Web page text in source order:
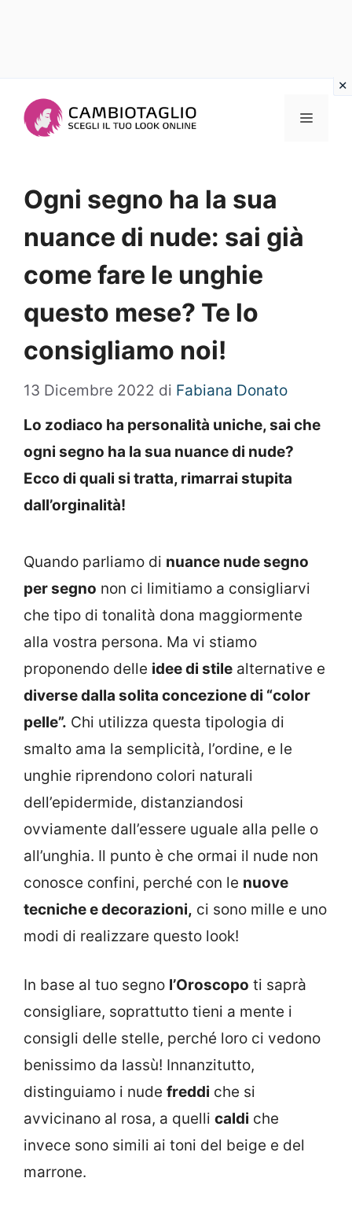
Menu
Ogni segno ha la sua
nuance di nude: sai già
come fare le unghie
questo mese? Te lo
consigliamo noi!
13 Dicembre 2022 di Fabiana Donato
Lo zodiaco ha personalità uniche, sai che
ogni segno ha la sua nuance di nude?
Ecco di quali si tratta, rimarrai stupita
dall’orginalità!
Quando parliamo di nuance nude segno
per segno non ci limitiamo a consigliarvi
che tipo di tonalità dona maggiormente
alla vostra persona. Ma vi stiamo
proponendo delle idee di stile alternative e
diverse dalla solita concezione di “color
pelle”. Chi utilizza questa tipologia di
smalto ama la semplicità, l’ordine, e le
unghie riprendono colori naturali
dell’epidermide, distanziandosi
ovviamente dall’essere uguale alla pelle o
all’unghia. Il punto è che ormai il nude non
conosce confini, perché con le nuove
tecniche e decorazioni, ci sono mille e uno
modi di realizzare questo look!
In base al tuo segno l’Oroscopo ti saprà
consigliare, soprattutto tieni a mente i
consigli delle stelle, perché loro ci vedono
benissimo da lassù! Innanzitutto,
distinguiamo i nude freddi che si
avvicinano al rosa, a quelli caldi che
invece sono simili ai toni del beige e del
marrone.